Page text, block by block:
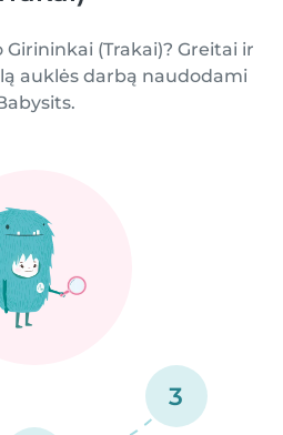
(Trakai)? Greitai ir
auklės darbą naudodami
3